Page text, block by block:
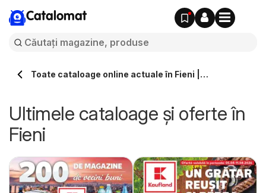
Catalomat
Toate cataloage online actuale în Fieni |
Ultimele cataloage și oferte în
Fieni